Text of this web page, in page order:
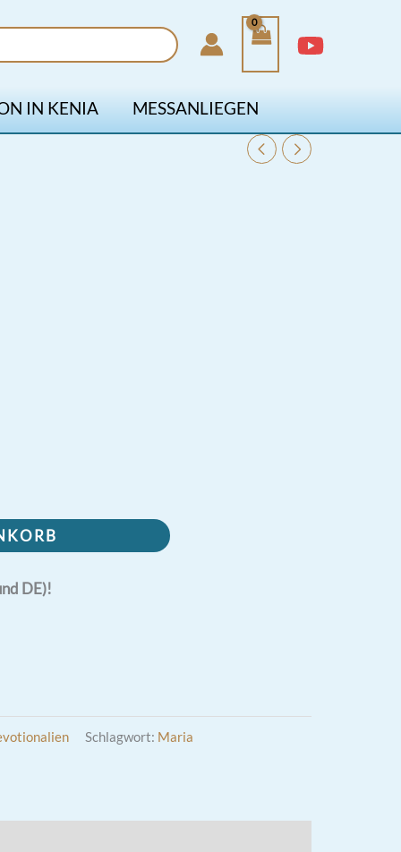
IN KENIA MESSANLIEGEN
DE)!
Schlagwort: Maria